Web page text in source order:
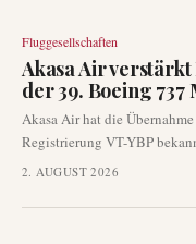
Fluggesellschaften
Akasa Air
der 39. Boeing 737
Akasa Air hat die
Registrierung VT-YBP
Reise von Seattle nach
Ergänzung stärkt die
2. AUGUST 2026